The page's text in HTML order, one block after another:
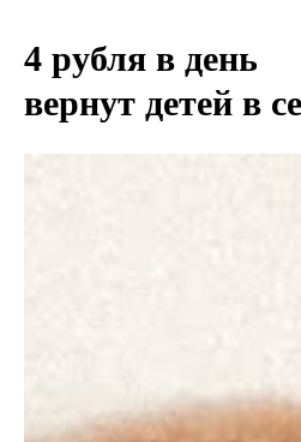
4 рубля в день
вернут детей в